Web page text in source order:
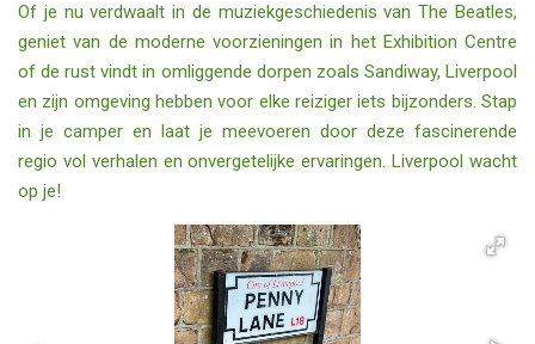
Of je nu verdwaalt in de muziekgeschiedenis van The Beatles,
geniet van de moderne voorzieningen in het Exhibition Centre
of de rust vindt in omliggende dorpen zoals Sandiway, Liverpool
en zijn omgeving hebben voor elke reiziger iets bijzonders. Stap
in je camper en laat je meevoeren door deze fascinerende
regio vol verhalen en onvergetelijke ervaringen. Liverpool wacht
op je!